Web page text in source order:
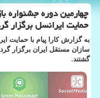
چهارمین دوره جشنواره
حمایت ایرانسل برگزار
به گزارش كارا پیام با حمایت
سازان مستقل ایران برگزار
گشتند.